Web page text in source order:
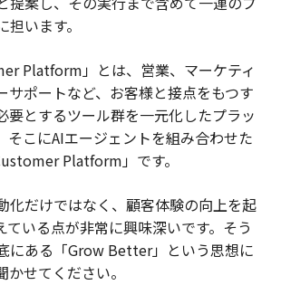
います。
Platform」とは、営業、マーケティ
サポートなど、お客様と接点をもつす
要とするツール群を一元化したプラッ
そこにAIエージェントを組み合わせた
Platform」です。
化だけではなく、顧客体験の向上を起
ている点が非常に興味深いです。そう
にある「Grow Better」という思想に
せてください。